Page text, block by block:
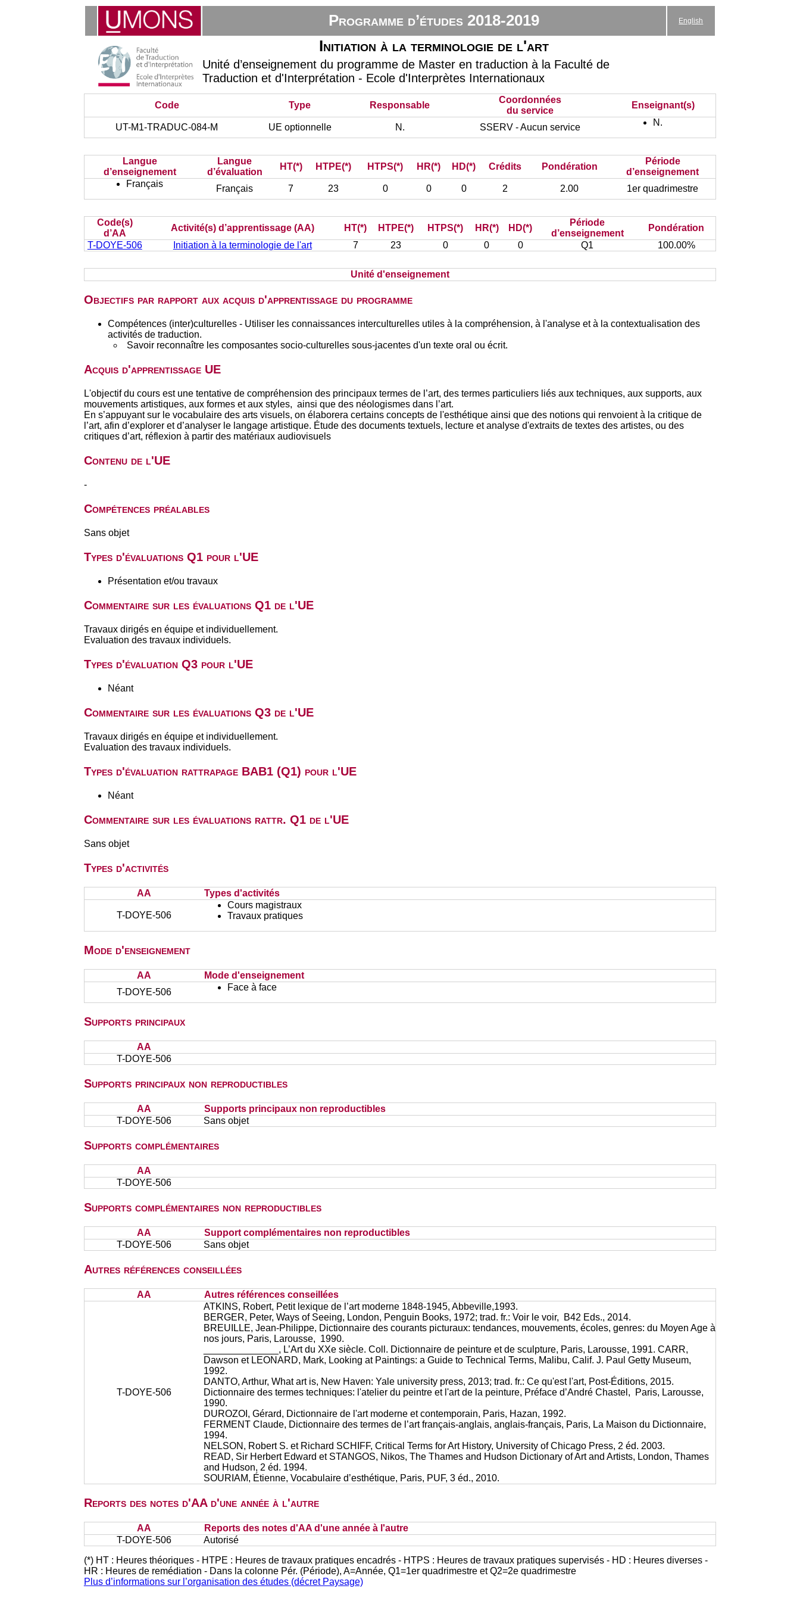
Programme d’études 2018-2019 English
Initiation à la terminologie de l'art
Unité d’enseignement du programme de Master en traduction à la Faculté de
Traduction et d'Interprétation - Ecole d'Interprètes Internationaux
Code Type Responsable
Coordonnées
du service
Enseignant(s)
UT-M1-TRADUC-084-M UE optionnelle N. SSERV - Aucun service N.
Langue
d’enseignement
Langue
d’évaluation
HT(*) HTPE(*) HTPS(*) HR(*) HD(*) Crédits Pondération
Période
d’enseignement
Français
Français 7 23 0 0 0 2 2.00 1er quadrimestre
Code(s)
d’AA
Activité(s) d’apprentissage (AA) HT(*) HTPE(*) HTPS(*) HR(*) HD(*)
Période
d’enseignement
Pondération
T-DOYE-506
Initiation à la terminologie de l'art 7 23 0 0 0 Q1 100.00%
Unité d'enseignement
Objectifs par rapport aux acquis d'apprentissage du programme
Compétences (inter)culturelles - Utiliser les connaissances interculturelles utiles à la compréhension, à l'analyse et à la contextualisation des
activités de traduction.
Savoir reconnaître les composantes socio-culturelles sous-jacentes d'un texte oral ou écrit.
Acquis d'apprentissage UE
L'objectif du cours est une tentative de compréhension des principaux termes de l’art, des termes particuliers liés aux techniques, aux supports, aux
mouvements artistiques, aux formes et aux styles, ainsi que des néologismes dans l’art.
En s’appuyant sur le vocabulaire des arts visuels, on élaborera certains concepts de l'esthétique ainsi que des notions qui renvoient à la critique de
l’art, afin d’explorer et d’analyser le langage artistique. Étude des documents textuels, lecture et analyse d'extraits de textes des artistes, ou des
critiques d’art, réflexion à partir des matériaux audiovisuels
Contenu de l'UE
-
Compétences préalables
Sans objet
Types d'évaluations Q1 pour l'UE
Présentation et/ou travaux
Commentaire sur les évaluations Q1 de l'UE
Travaux dirigés en équipe et individuellement.
Evaluation des travaux individuels.
Types d'évaluation Q3 pour l'UE
Néant
Commentaire sur les évaluations Q3 de l'UE
Travaux dirigés en équipe et individuellement.
Evaluation des travaux individuels.
Types d'évaluation rattrapage BAB1 (Q1) pour l'UE
Néant
Commentaire sur les évaluations rattr. Q1 de l'UE
Sans objet
Types d'activités
AA Types d'activités
T-DOYE-506
Cours magistraux
Travaux pratiques
Mode d'enseignement
AA
Mode d'enseignement
T-DOYE-506
Face à face
Supports principaux
AA
T-DOYE-506
Supports principaux non reproductibles
AA
Supports principaux non reproductibles
T-DOYE-506
Sans objet
Supports complémentaires
AA
T-DOYE-506
Supports complémentaires non reproductibles
AA
Support complémentaires non reproductibles
T-DOYE-506
Sans objet
Autres références conseillées
AA Autres références conseillées
T-DOYE-506
ATKINS, Robert, Petit lexique de l’art moderne 1848-1945, Abbeville,1993.
BERGER, Peter, Ways of Seeing, London, Penguin Books, 1972; trad. fr.: Voir le voir, B42 Eds., 2014.
BREUILLE, Jean-Philippe, Dictionnaire des courants picturaux: tendances, mouvements, écoles, genres: du Moyen Age à
nos jours, Paris, Larousse, 1990.
______________, L’Art du XXe siècle. Coll. Dictionnaire de peinture et de sculpture, Paris, Larousse, 1991. CARR,
Dawson et LEONARD, Mark, Looking at Paintings: a Guide to Technical Terms, Malibu, Calif. J. Paul Getty Museum,
1992.
DANTO, Arthur, What art is, New Haven: Yale university press, 2013; trad. fr.: Ce qu'est l'art, Post-Éditions, 2015.
Dictionnaire des termes techniques: l'atelier du peintre et l'art de la peinture, Préface d’André Chastel, Paris, Larousse,
1990.
DUROZOI, Gérard, Dictionnaire de l'art moderne et contemporain, Paris, Hazan, 1992.
FERMENT Claude, Dictionnaire des termes de l’art français-anglais, anglais-français, Paris, La Maison du Dictionnaire,
1994.
NELSON, Robert S. et Richard SCHIFF, Critical Terms for Art History, University of Chicago Press, 2 éd. 2003.
READ, Sir Herbert Edward et STANGOS, Nikos, The Thames and Hudson Dictionary of Art and Artists, London, Thames
and Hudson, 2 éd. 1994.
SOURIAM, Étienne, Vocabulaire d’esthétique, Paris, PUF, 3 éd., 2010.
Reports des notes d'AA d'une année à l'autre
AA
Reports des notes d'AA d'une année à l'autre
T-DOYE-506
Autorisé
(*) HT : Heures théoriques - HTPE : Heures de travaux pratiques encadrés - HTPS : Heures de travaux pratiques supervisés - HD : Heures diverses -
HR : Heures de remédiation - Dans la colonne Pér. (Période), A=Année, Q1=1er quadrimestre et Q2=2e quadrimestre
Plus d’informations sur l’organisation des études (décret Paysage)